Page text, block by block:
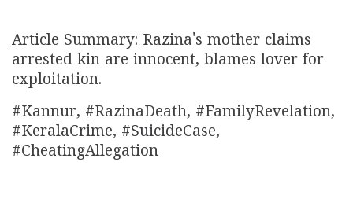
Article Summary: Razina's mother claims
arrested kin are innocent, blames lover for
exploitation.
#Kannur, #RazinaDeath, #FamilyRevelation,
#KeralaCrime, #SuicideCase,
#CheatingAllegation